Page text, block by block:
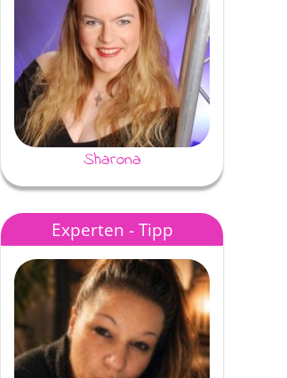
Melrun80
Sharona
Experten - Tipp